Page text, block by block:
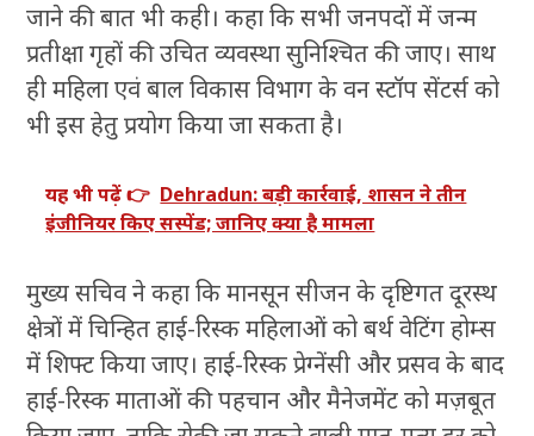
जाने की बात भी कही। कहा कि सभी जनपदों में जन्म
प्रतीक्षा गृहों की उचित व्यवस्था सुनिश्चित की जाए। साथ
ही महिला एवं बाल विकास विभाग के वन स्टॉप सेंटर्स को
भी इस हेतु प्रयोग किया जा सकता है।
यह भी पढ़ें 👉 Dehradun: बड़ी कार्रवाई, शासन ने तीन
इंजीनियर किए सस्पेंड; जानिए क्या है मामला
मुख्य सचिव ने कहा कि मानसून सीजन के दृष्टिगत दूरस्थ
क्षेत्रों में चिन्हित हाई-रिस्क महिलाओं को बर्थ वेटिंग होम्स
में शिफ्ट किया जाए। हाई-रिस्क प्रेग्नेंसी और प्रसव के बाद
हाई-रिस्क माताओं की पहचान और मैनेजमेंट को मज़बूत